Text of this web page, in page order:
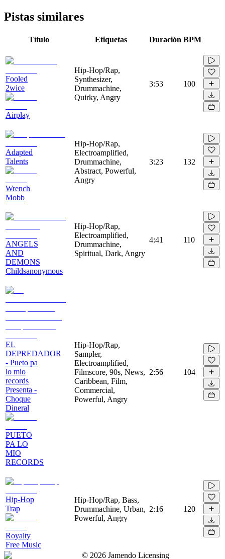
Pistas similares
Título Etiquetas Duración BPM
Fooled
2wice
Airplay
Hip-Hop/Rap,
Synthesizer,
Drummachine,
Quirky, Angry
3:53 100
Adapted
Talents
Wrench
Mobb
Hip-Hop/Rap,
Electroamplified,
Drummachine,
Abstract, Powerful,
Angry
3:23 132
ANGELS
AND
DEMONS
Childsanonymous
Hip-Hop/Rap,
Electroamplified,
Drummachine,
Spiritual, Dark, Angry
4:41 110
EL
DEPREDADOR
- Pueto pa
lo mio
records
Presenta -
Choque
Dineral
PUETO
PA LO
MIO
RECORDS
Hip-Hop/Rap,
Sampler,
Electroamplified,
Filmscore, 90s, News,
Caribbean, Film,
Commercial,
Powerful, Angry
2:56 104
Hip-Hop
Trap
Royalty
Free Music
Hip-Hop/Rap, Bass,
Drummachine, Urban,
Powerful, Angry
2:16 120
© 2026 Jamendo Licensing